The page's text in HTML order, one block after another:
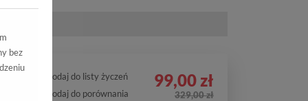
Dodaj do listy życzeń
Dodaj do porównania
99,00 zł
329,00 zł
bez